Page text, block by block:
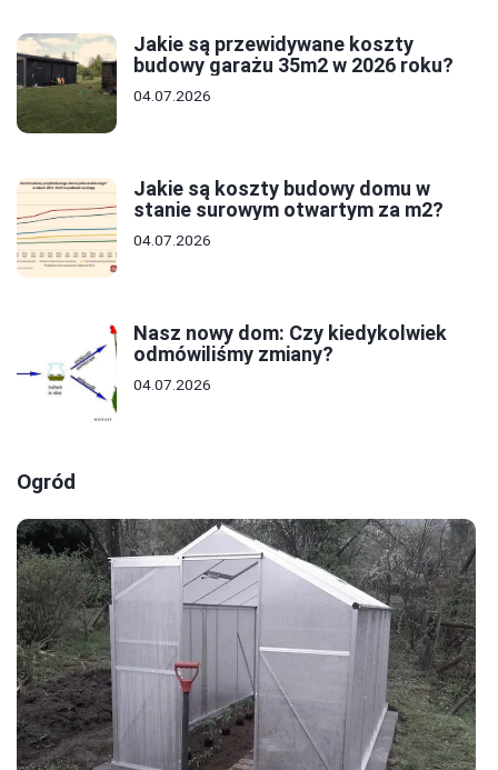
Jakie są przewidywane koszty
budowy garażu 35m2 w 2026 roku?
04.07.2026
Jakie są koszty budowy domu w
stanie surowym otwartym za m2?
04.07.2026
Nasz nowy dom: Czy kiedykolwiek
odmówiliśmy zmiany?
04.07.2026
Ogród